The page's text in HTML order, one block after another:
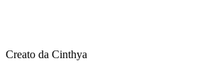
Creato da Cinthya